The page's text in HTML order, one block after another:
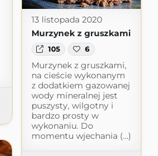
13 listopada 2020
Murzynek z gruszkami
105 6
Murzynek z gruszkami,
na cieście wykonanym
z dodatkiem gazowanej
wody mineralnej jest
puszysty, wilgotny i
bardzo prosty w
wykonaniu. Do
momentu wjechania (...)